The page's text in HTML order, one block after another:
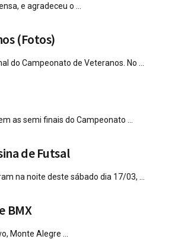
e agradeceu o ...
(Fotos)
do Campeonato de Veteranos. No ...
as semi finais do Campeonato ...
de Futsal
na noite deste sábado dia 17/03, ...
BMX
Monte Alegre ...